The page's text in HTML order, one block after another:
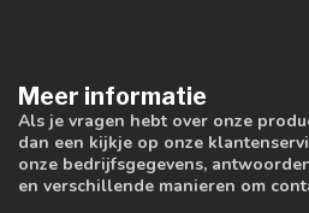
Meer informatie
Als je vragen hebt over onze
dan een kijkje op onze
onze bedrijfsgegevens,
en verschillende manieren om